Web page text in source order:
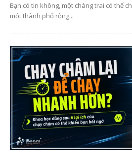
Bạn có tin không, một chàng trai có thể
một thành phố rộng...